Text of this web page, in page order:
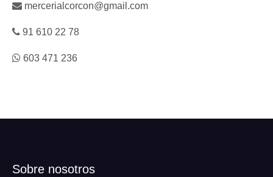
mercerialcorcon@gmail.com
91 610 22 78
603 471 236
Sobre nosotros